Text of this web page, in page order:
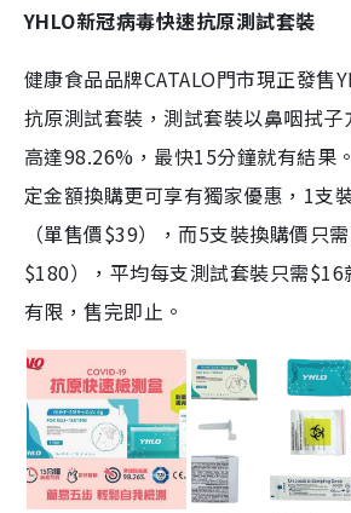
YHLO新冠病毒快速抗原測試套裝
健康食品品牌CATALO門市現正發售
抗原測試套裝，測試套裝以鼻咽拭
高達98.26%，最快15分鐘就有結果
定金額換購更可享有獨家優惠，1支
（單售價$39），而5支裝換購價只
$180），平均每支測試套裝只需$16
有限，售完即止。